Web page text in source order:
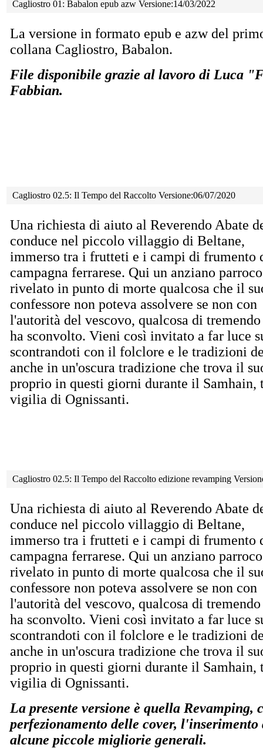
Cagliostro 01: Babalon epub azw Versione:14/03/2022
La versione in formato epub e azw del
collana Cagliostro, Babalon.
File disponibile grazie al lavoro di Luca
Fabbian.
Cagliostro 02.5: Il Tempo del Raccolto Versione:06/07/2020
Una richiesta di aiuto al Reverendo Abate
conduce nel piccolo villaggio di Beltane,
immerso tra i frutteti e i campi di frumento
campagna ferrarese. Qui un anziano
rivelato in punto di morte qualcosa che il
confessore non poteva assolvere se non con
l'autorità del vescovo, qualcosa di
ha sconvolto. Vieni così invitato a far luce
scontrandoti con il folclore e le tradizioni
anche in un'oscura tradizione che trova il
proprio in questi giorni durante il Samhain,
vigilia di Ognissanti.
Cagliostro 02.5: Il Tempo del Raccolto edizione revamping
Una richiesta di aiuto al Reverendo Abate
conduce nel piccolo villaggio di Beltane,
immerso tra i frutteti e i campi di frumento
campagna ferrarese. Qui un anziano
rivelato in punto di morte qualcosa che il
confessore non poteva assolvere se non con
l'autorità del vescovo, qualcosa di
ha sconvolto. Vieni così invitato a far luce
scontrandoti con il folclore e le tradizioni
anche in un'oscura tradizione che trova il
proprio in questi giorni durante il Samhain,
vigilia di Ognissanti.
La presente versione è quella Revamping,
perfezionamento delle cover,
alcune piccole migliorie generali.